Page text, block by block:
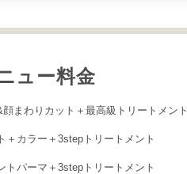
ュー料金
顔まわりカット＋最高級トリートメント
＋カラー＋3stepトリートメント
トパーマ＋3stepトリートメント